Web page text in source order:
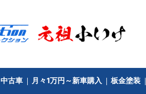
中古車 月々1万円～新車購入 板金塗装